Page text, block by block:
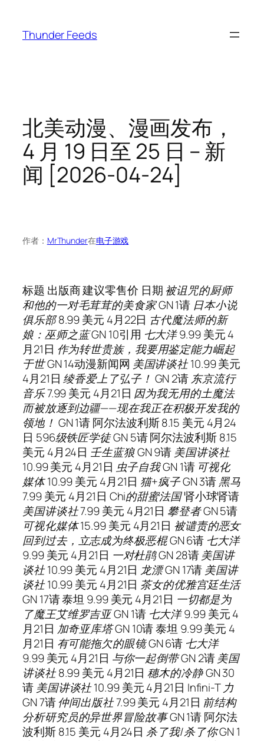
Thunder Feeds
北美动漫、漫画发布，
4 月 19 日至 25 日 – 新
闻 [2026-04-24]
作者： MrThunder在电子游戏
标题 出版商 建议零售价 日期被诅咒的厨师
和他的一对毛茸茸的美食家GN 1请 日本小说
俱乐部8.99 美元 4月22日 古代魔法师的新
娘：巫师之蓝GN 10引用 七大洋9.99 美元 4
月21日 作为转世贵族，我要用鉴定能力崛起
于世GN 14动漫新闻网 美国讲谈社10.99 美元
4月21日绫香爱上了弘子！ GN 2请东京流行
音乐7.99 美元 4月21日 因为我无用的土魔法
而被放逐到边疆——现在我正在积极开发我的
领地！ GN 1请阿尔法波利斯 8.15 美元 4月24
日 596级铁匠学徒GN 5请阿尔法波利斯 8.15
美元 4月24日 壬生蓝狼GN 9请 美国讲谈社
10.99 美元 4月21日 虫子自我GN 1请 可视化
媒体10.99 美元 4月21日 猫+疯子GN 3请黑马
7.99 美元 4月21日 Chi的甜蜜法国肾小球肾请
美国讲谈社7.99 美元 4月21日 攀登者GN 5请
可视化媒体15.99 美元 4月21日 被谴责的恶女
回到过去，立志成为终极恶棍GN 6请 七大洋
9.99 美元 4月21日 一对杜鹃GN 28请 美国讲
谈社10.99 美元 4月21日龙漂GN 17请 美国讲
谈社10.99 美元 4月21日 茶女的优雅宫廷生活
GN 17请泰坦 9.99 美元 4月21日 一切都是为
了魔王艾维罗吉亚GN 1请 七大洋9.99 美元 4
月21日 加奇亚库塔GN 10请泰坦 9.99 美元 4
月21日 有可能拖欠的眼镜GN 6请 七大洋
9.99 美元 4月21日 与你一起倒带GN 2请 美国
讲谈社8.99 美元 4月21日穗木的冷静GN 30
请 美国讲谈社10.99 美元 4月21日 Infini-T 力
GN 7请仲间出版社7.99 美元 4月21日 前结构
分析研究员的异世界冒险故事GN 1请阿尔法
波利斯 8.15 美元 4月24日杀了我/杀了你GN 1